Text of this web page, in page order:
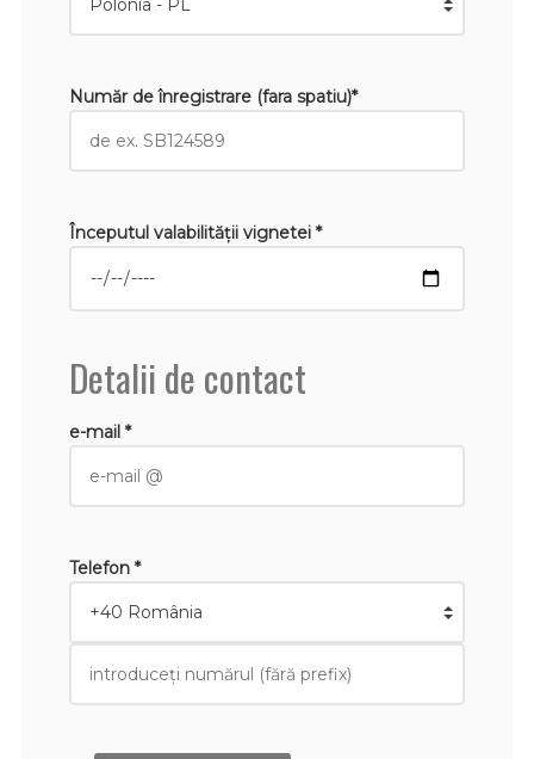
Număr de înregistrare (fara spatiu)*
Începutul valabilităţii vignetei *
Detalii de contact
e-mail *
Telefon *